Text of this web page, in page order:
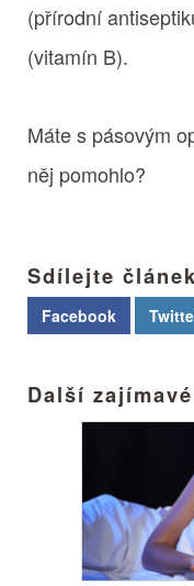
(přírodní
(vitamín B).
Máte s pásovým
něj pomohlo?
Sdílejte článek
Facebook
Další